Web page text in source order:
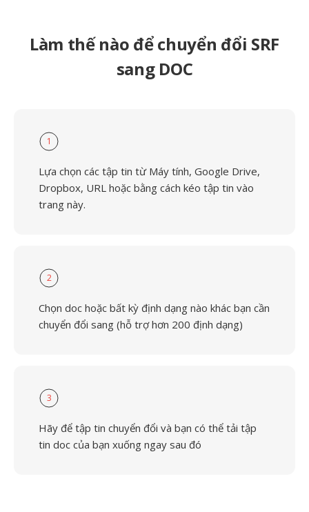
Làm thế nào để chuyển đổi SRF
sang DOC
1
Lựa chọn các tập tin từ Máy tính, Google Drive,
Dropbox, URL hoặc bằng cách kéo tập tin vào
trang này.
2
Chọn doc hoặc bất kỳ định dạng nào khác bạn cần
chuyển đổi sang (hỗ trợ hơn 200 định dạng)
3
Hãy để tập tin chuyển đổi và bạn có thể tải tập
tin doc của bạn xuống ngay sau đó